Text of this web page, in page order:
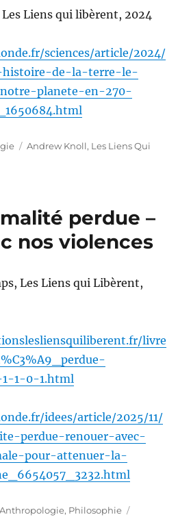
Liens qui libèrent, 2024
sciences/article/2024/
histoire-de-la-terre-le-
planete-en-270-
Étiquettes
Andrew Knoll, Les Liens Qui
perdue –
nos violences
Les Liens qui Libèrent,
livre
1-1-0-1.html
idees/article/2025/11/
perdue-renouer-avec-
pour-attenuer-la-
Catégories
Anthropologie, Philosophie